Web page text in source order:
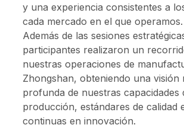
y una experiencia consistentes a
cada mercado en el que operamos.
Además de las sesiones
participantes realizaron un
nuestras operaciones de
Zhongshan, obteniendo una visión
profunda de nuestras capacidades
producción, estándares de calidad
continuas en innovación.